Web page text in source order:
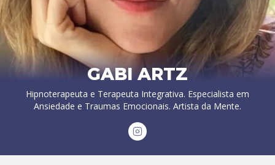
GABI ARTZ
Hipnoterapeuta e Terapeuta Integrativa. Especialista em
Ansiedade e Traumas Emocionais. Artista da Mente.